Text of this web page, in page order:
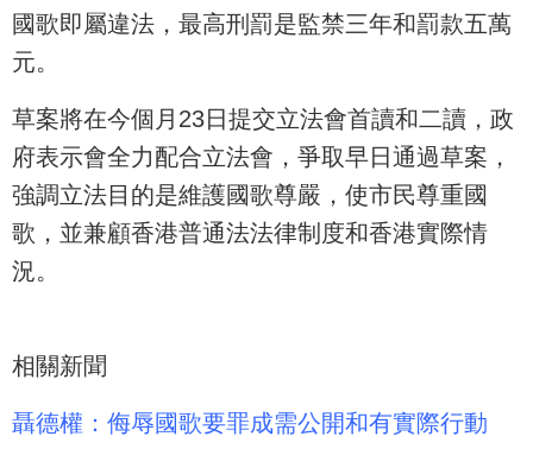
國歌即屬違法，最高刑罰是監禁三年和罰款五萬
元。
草案將在今個月23日提交立法會首讀和二讀，政
府表示會全力配合立法會，爭取早日通過草案，
強調立法目的是維護國歌尊嚴，使市民尊重國
歌，並兼顧香港普通法法律制度和香港實際情
況。
相關新聞
聶德權：侮辱國歌要罪成需公開和有實際行動